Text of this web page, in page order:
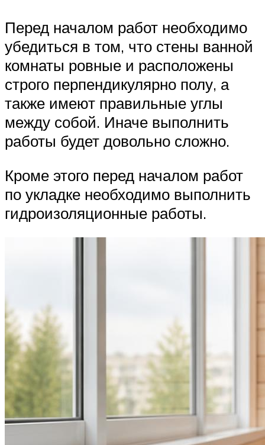
Перед началом работ необходимо
убедиться в том, что стены ванной
комнаты ровные и расположены
строго перпендикулярно полу, а
также имеют правильные углы
между собой. Иначе выполнить
работы будет довольно сложно.
Кроме этого перед началом работ
по укладке необходимо выполнить
гидроизоляционные работы.